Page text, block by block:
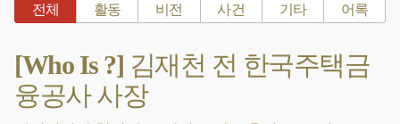
전체 활동 비전 사건 기타 어록
[Who Is ?] 김재천 전 한국주택금
융공사 사장